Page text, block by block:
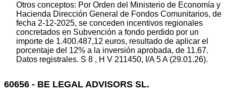
Otros conceptos: Por Orden del Ministerio de Economía y
Hacienda Dirección General de Fondos Comunitarios, de
fecha 2-12-2025, se conceden incentivos regionales
concretados en Subvención a fondo perdido por un
importe de 1.400.487,12 euros, resultado de aplicar el
porcentaje del 12% a la inversión aprobada, de 11.67.
Datos registrales. S 8 , H V 211450, I/A 5 A (29.01.26).
60656 - BE LEGAL ADVISORS SL.